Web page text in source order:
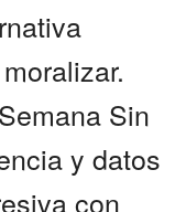
Sin
y datos
con